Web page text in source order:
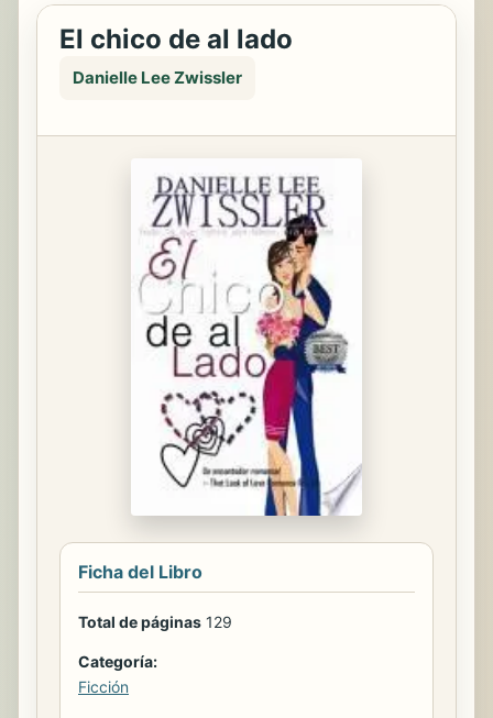
El chico de al lado
Danielle Lee Zwissler
Ficha del Libro
Total de páginas 129
Categoría:
Ficción